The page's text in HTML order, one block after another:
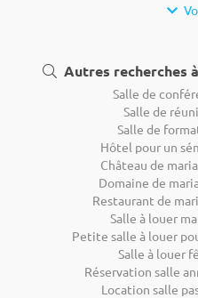
Autres recherches
Salle de
Salle de
Salle de
Hôtel pour un
Château de
Domaine de
Restaurant de
Salle à louer
Petite salle à louer
Salle à louer
Réservation salle
Location salle